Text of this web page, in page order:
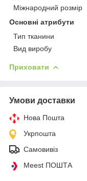
Міжнародний розмір
Основні атрибути
Тип тканини
Вид виробу
Приховати
Умови доставки
Нова Пошта
Укрпошта
Самовивіз
Meest ПОШТА